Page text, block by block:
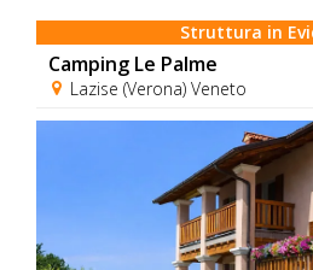
Struttura in
Camping Le Palme
Lazise (Verona) Veneto